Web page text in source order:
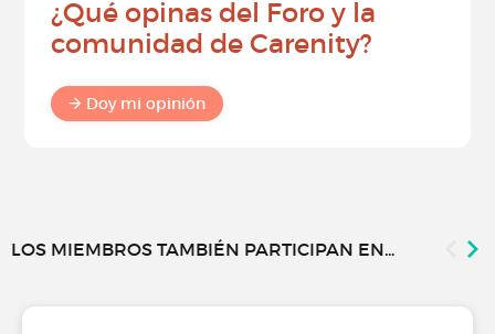
¿Qué opinas del Foro y la
comunidad de Carenity?
Doy mi opinión
LOS MIEMBROS TAMBIÉN PARTICIPAN EN...